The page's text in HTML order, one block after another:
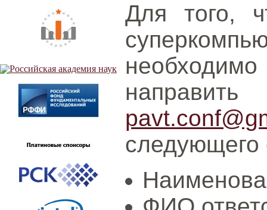
Для того,
следующего